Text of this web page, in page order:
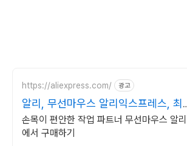
https://aliexpress.com/ 광고
알리, 무선마우스 알리익스프레스, 최
저가 도전
손목이 편안한 작업 파트너 무선마우스 알리
에서 구매하기